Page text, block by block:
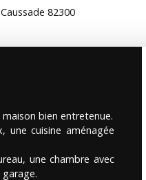
82300
bien entretenue.
une cuisine aménagée
une chambre avec